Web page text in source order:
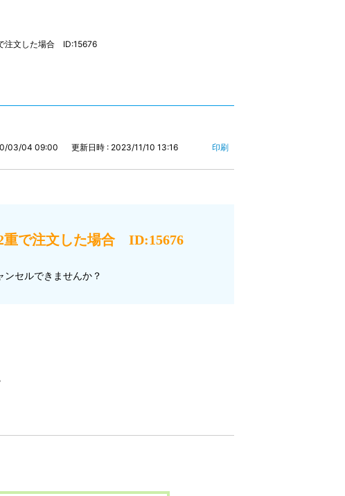
注文した場合 ID:15676
03/04 09:00 更新日時 : 2023/11/10 13:16 印刷
重で注文した場合 ID:15676
セルできませんか？